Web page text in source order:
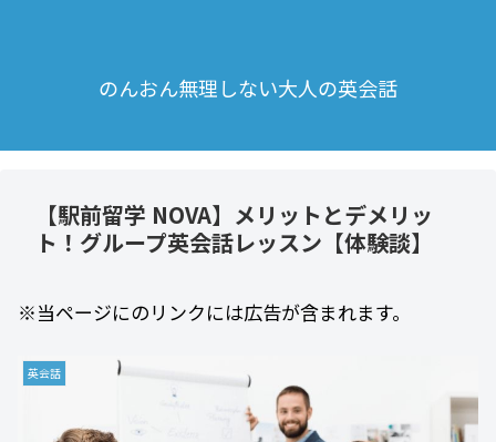
のんおん無理しない大人の英会話
【駅前留学 NOVA】メリットとデメリッ
ト！グループ英会話レッスン【体験談】
※当ページにのリンクには広告が含まれます。
英会話